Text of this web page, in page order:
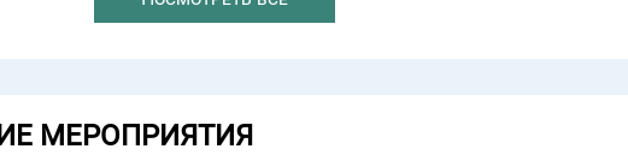
МЕРОПРИЯТИЯ